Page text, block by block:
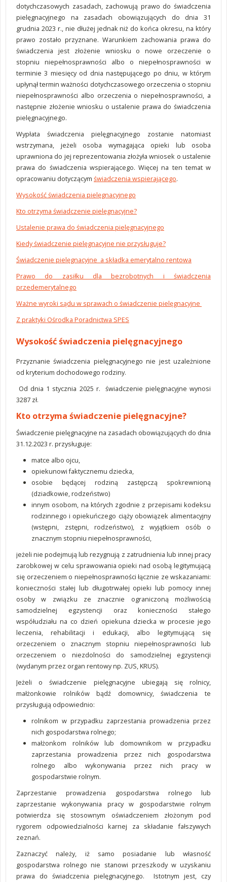
dotychczasowych zasadach, zachowują prawo do świadczenia
pielęgnacyjnego na zasadach obowiązujących do dnia 31
grudnia 2023 r., nie dłużej jednak niż do końca okresu, na który
prawo zostało przyznane. Warunkiem zachowania prawa do
świadczenia jest złożenie wniosku o nowe orzeczenie o
stopniu niepełnosprawności albo o niepełnosprawności w
terminie 3 miesięcy od dnia następującego po dniu, w którym
upłynął termin ważności dotychczasowego orzeczenia o stopniu
niepełnosprawności albo orzeczenia o niepełnosprawności, a
następnie złożenie wniosku o ustalenie prawa do świadczenia
pielęgnacyjnego.
Wypłata świadczenia pielęgnacyjnego zostanie natomiast
wstrzymana, jeżeli osoba wymagająca opieki lub osoba
uprawniona do jej reprezentowania złożyła wniosek o ustalenie
prawa do świadczenia wspierającego. Więcej na ten temat w
opracowaniu dotyczącym świadczenia wspierającego.
Wysokość świadczenia pielęgnacyjnego
Kto otrzyma świadczenie pielęgnacyjne?
Ustalenie prawa do świadczenia pielęgnacyjnego
Kiedy świadczenie pielęgnacyjne nie przysługuje?
Świadczenie pielęgnacyjne a składka emerytalno rentowa
Prawo do zasiłku dla bezrobotnych i świadczenia
przedemerytalnego
Ważne wyroki sądu w sprawach o świadczenie pielęgnacyjne
Z praktyki Ośrodka Poradnictwa SPES
Wysokość świadczenia pielęgnacyjnego
Przyznanie świadczenia pielęgnacyjnego nie jest uzależnione
od kryterium dochodowego rodziny.
Od dnia 1 stycznia 2025 r. świadczenie pielęgnacyjne wynosi
3287 zł.
Kto otrzyma świadczenie pielęgnacyjne?
Świadczenie pielęgnacyjne na zasadach obowiązujących do dnia
31.12.2023 r. przysługuje:
matce albo ojcu,
opiekunowi faktycznemu dziecka,
osobie będącej rodziną zastępczą spokrewnioną
(dziadkowie, rodzeństwo)
innym osobom, na których zgodnie z przepisami kodeksu
rodzinnego i opiekuńczego ciąży obowiązek alimentacyjny
(wstępni, zstępni, rodzeństwo), z wyjątkiem osób o
znacznym stopniu niepełnosprawności,
jeżeli nie podejmują lub rezygnują z zatrudnienia lub innej pracy
zarobkowej w celu sprawowania opieki nad osobą legitymującą
się orzeczeniem o niepełnosprawności łącznie ze wskazaniami:
konieczności stałej lub długotrwałej opieki lub pomocy innej
osoby w związku ze znacznie ograniczoną możliwością
samodzielnej egzystencji oraz konieczności stałego
współudziału na co dzień opiekuna dziecka w procesie jego
leczenia, rehabilitacji i edukacji, albo legitymującą się
orzeczeniem o znacznym stopniu niepełnosprawności lub
orzeczeniem o niezdolności do samodzielnej egzystencji
(wydanym przez organ rentowy np. ZUS, KRUS).
Jeżeli o świadczenie pielęgnacyjne ubiegają się rolnicy,
małżonkowie rolników bądź domownicy, świadczenia te
przysługują odpowiednio:
rolnikom w przypadku zaprzestania prowadzenia przez
nich gospodarstwa rolnego;
małżonkom rolników lub domownikom w przypadku
zaprzestania prowadzenia przez nich gospodarstwa
rolnego albo wykonywania przez nich pracy w
gospodarstwie rolnym.
Zaprzestanie prowadzenia gospodarstwa rolnego lub
zaprzestanie wykonywania pracy w gospodarstwie rolnym
potwierdza się stosownym oświadczeniem złożonym pod
rygorem odpowiedzialności karnej za składanie fałszywych
zeznań.
Zaznaczyć należy, iż samo posiadanie lub własność
gospodarstwa rolnego nie stanowi przeszkody w uzyskaniu
prawa do świadczenia pielęgnacyjnego. Istotnym jest, czy